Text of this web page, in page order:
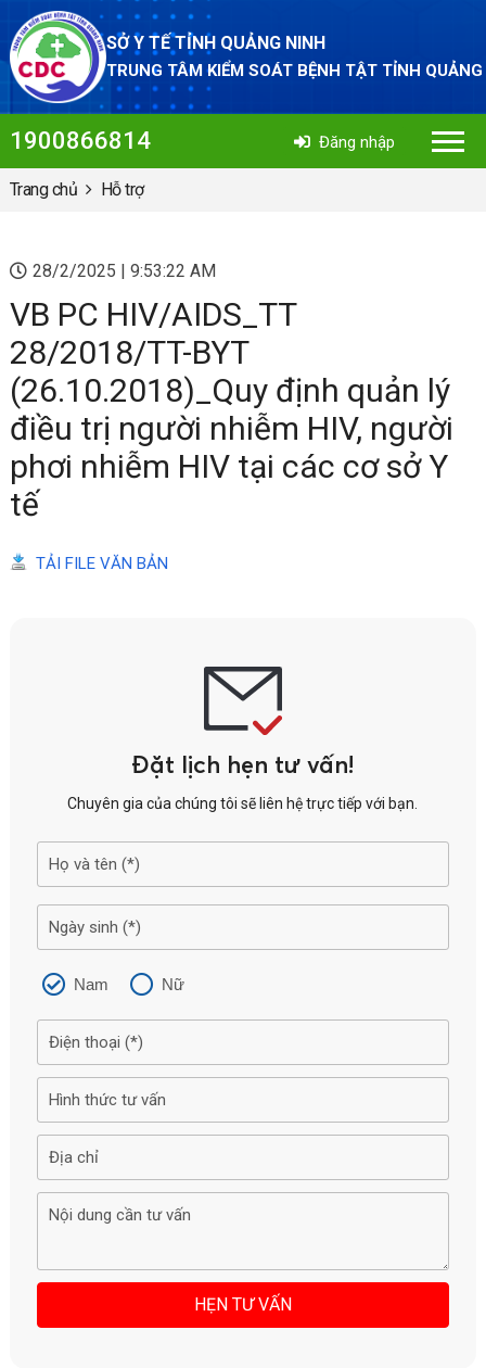
SỞ Y TẾ TỈNH QUẢNG NINH
TRUNG TÂM KIỂM SOÁT BỆNH TẬT TỈNH
Đăng nhập
1900866814
Trang chủ Hỗ trợ
28/2/2025 | 9:53:22 AM
VB PC HIV/AIDS_TT
28/2018/TT-BYT
(26.10.2018)_Quy định quản lý
điều trị người nhiễm HIV, người
phơi nhiễm HIV tại các cơ sở Y
tế
TẢI FILE VĂN BẢN
Đặt lịch hẹn tư vấn!
Chuyên gia của chúng tôi sẽ liên hệ trực tiếp với bạn.
Nam Nữ